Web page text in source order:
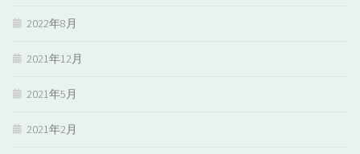
2022年8月
2021年12月
2021年5月
2021年2月